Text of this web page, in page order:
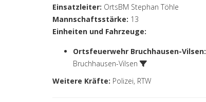
Einsatzleiter: OrtsBM Stephan Töhle
Mannschaftsstärke: 13
Einheiten und Fahrzeuge:
Ortsfeuerwehr Bruchhausen-Vilsen:
Bruchhausen-Vilsen
Weitere Kräfte: Polizei, RTW